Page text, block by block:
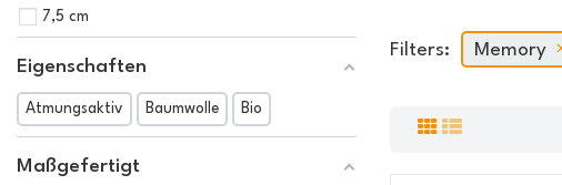
Filters: Memory
7,5 cm
Eigenschaften
Atmungsaktiv Baumwolle Bio
Maßgefertigt